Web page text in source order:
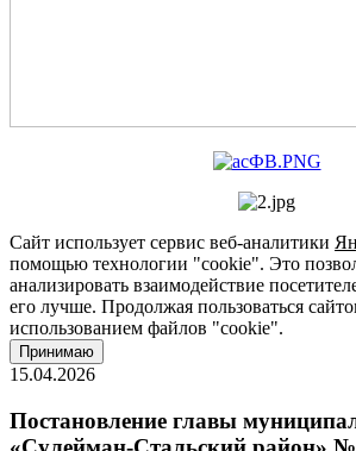
Сайт использует сервис веб-аналитики
помощью технологии "cookie". Это
анализировать взаимодействие
его лучше. Продолжая пользоваться
использованием файлов "cookie".
Принимаю
15.04.2026
Постановление главы